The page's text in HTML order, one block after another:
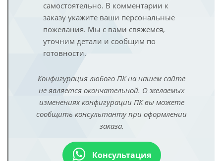
самостоятельно. В комментарии к
заказу укажите ваши персональные
пожелания. Мы с вами свяжемся,
уточним детали и сообщим по
готовности.
Конфигурация любого ПК на нашем сайте
не является окончательной. О желаемых
изменениях конфигурации ПК вы можете
сообщить консультанту при оформлении
заказа.
Консультация